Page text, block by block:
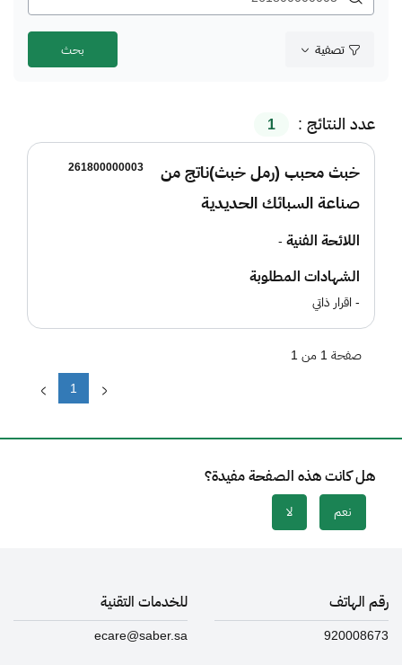
تصفية
عدد النتائج : 1
261800000003
خبث محبب (رمل خبث)ناتج من
صناعة السبائك الحديدية
اللائحة الفنية -
الشهادات المطلوبة
- اقرار ذاتي
1
صفحة 1 من 1
هل كانت هذه الصفحة مفيدة؟
نعم لا
رقم الهاتف
920008673
للخدمات التقنية
ecare@saber.sa